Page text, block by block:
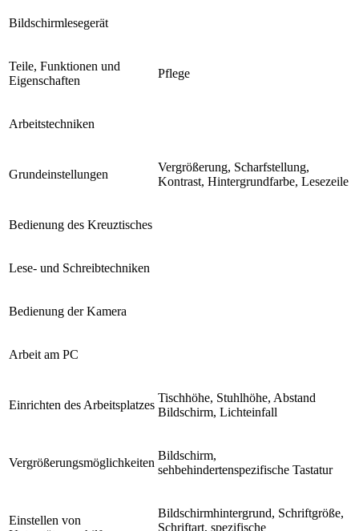
Bildschirmlesegerät
Teile, Funktionen und
Eigenschaften
Pflege
Arbeitstechniken
Grundeinstellungen
Vergrößerung, Scharfstellung,
Kontrast, Hintergrundfarbe, Lesezeile
Bedienung des Kreuztisches
Lese- und Schreibtechniken
Bedienung der Kamera
Arbeit am PC
Einrichten des Arbeitsplatzes
Tischhöhe, Stuhlhöhe, Abstand
Bildschirm, Lichteinfall
Vergrößerungsmöglichkeiten
Bildschirm,
sehbehindertenspezifische Tastatur
Einstellen von
Bildschirmhintergrund, Schriftgröße,
Schriftart, spezifische